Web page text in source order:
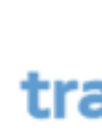
Jobs und
Trainer und